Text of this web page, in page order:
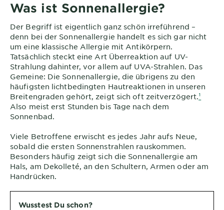
Was ist Sonnenallergie?
Der Begriff ist eigentlich ganz schön irreführend –
denn bei der Sonnenallergie handelt es sich gar nicht
um eine klassische Allergie mit Antikörpern.
Tatsächlich steckt eine Art Überreaktion auf UV-
Strahlung dahinter, vor allem auf UVA-Strahlen. Das
Gemeine: Die Sonnenallergie, die übrigens zu den
häufigsten lichtbedingten Hautreaktionen in unseren
Breitengraden gehört, zeigt sich oft zeitverzögert.¹
Also meist erst Stunden bis Tage nach dem
Sonnenbad.
Viele Betroffene erwischt es jedes Jahr aufs Neue,
sobald die ersten Sonnenstrahlen rauskommen.
Besonders häufig zeigt sich die Sonnenallergie am
Hals, am Dekolleté, an den Schultern, Armen oder am
Handrücken.
Wusstest Du schon?